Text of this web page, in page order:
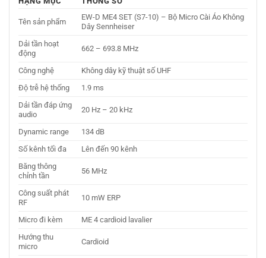
Tên sản phẩm
EW-D ME4 SET (S7-10) – Bộ Micro Cài Áo Không
Dây Sennheiser
Dải tần hoạt
động
662 – 693.8 MHz
Công nghệ
Không dây kỹ thuật số UHF
Độ trễ hệ thống
1.9 ms
Dải tần đáp ứng
audio
20 Hz – 20 kHz
Dynamic range
134 dB
Số kênh tối đa
Lên đến 90 kênh
Băng thông
chỉnh tần
56 MHz
Công suất phát
RF
10 mW ERP
Micro đi kèm
ME 4 cardioid lavalier
Hướng thu
micro
Cardioid